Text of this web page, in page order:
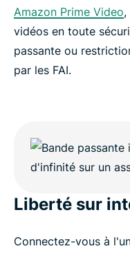
Amazon Prime Video,
vidéos en toute
passante ou
par les FAI.
Liberté sur
Connectez-vous à